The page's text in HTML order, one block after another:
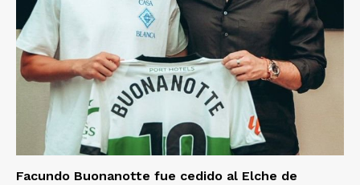
Facundo Buonanotte fue cedido al Elche de